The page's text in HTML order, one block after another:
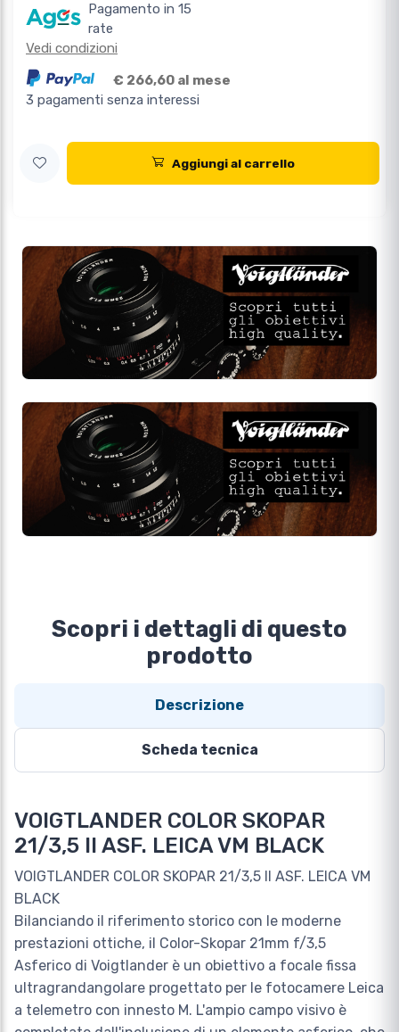
Pagamento in 15
rate
Vedi condizioni
€ 266,60 al mese
3 pagamenti senza interessi
Aggiungi al carrello
Scopri i dettagli di questo
prodotto
Descrizione
Scheda tecnica
VOIGTLANDER COLOR SKOPAR
21/3,5 II ASF. LEICA VM BLACK
VOIGTLANDER COLOR SKOPAR 21/3,5 II ASF. LEICA VM
BLACK
Bilanciando il riferimento storico con le moderne
prestazioni ottiche, il Color-Skopar 21mm f/3,5
Asferico di Voigtlander è un obiettivo a focale fissa
ultragrandangolare progettato per le fotocamere Leica
a telemetro con innesto M. L'ampio campo visivo è